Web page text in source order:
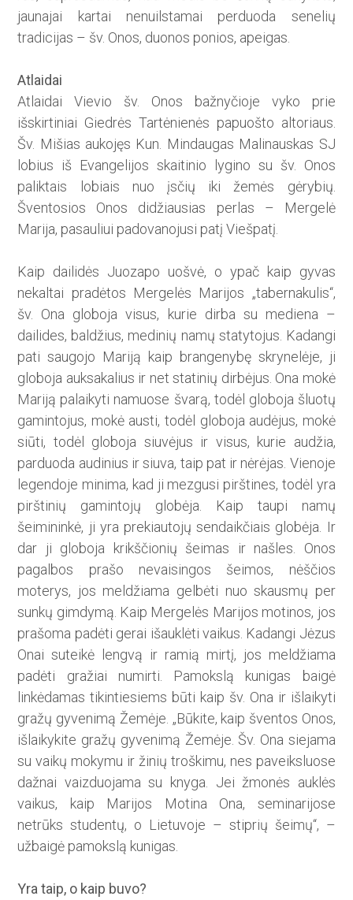
jaunajai kartai nenuilstamai perduoda senelių
tradicijas – šv. Onos, duonos ponios, apeigas.
Atlaidai
Atlaidai Vievio šv. Onos bažnyčioje vyko prie
išskirtiniai Giedrės Tartėnienės papuošto altoriaus.
Šv. Mišias aukojęs Kun. Mindaugas Malinauskas SJ
lobius iš Evangelijos skaitinio lygino su šv. Onos
paliktais lobiais nuo įsčių iki žemės gėrybių.
Šventosios Onos didžiausias perlas – Mergelė
Marija, pasauliui padovanojusi patį Viešpatį.
Kaip dailidės Juozapo uošvė, o ypač kaip gyvas
nekaltai pradėtos Mergelės Marijos „tabernakulis“,
šv. Ona globoja visus, kurie dirba su mediena –
dailides, baldžius, medinių namų statytojus. Kadangi
pati saugojo Mariją kaip brangenybę skrynelėje, ji
globoja auksakalius ir net statinių dirbėjus. Ona mokė
Mariją palaikyti namuose švarą, todėl globoja šluotų
gamintojus, mokė austi, todėl globoja audėjus, mokė
siūti, todėl globoja siuvėjus ir visus, kurie audžia,
parduoda audinius ir siuva, taip pat ir nėrėjas. Vienoje
legendoje minima, kad ji mezgusi pirštines, todėl yra
pirštinių gamintojų globėja. Kaip taupi namų
šeimininkė, ji yra prekiautojų sendaikčiais globėja. Ir
dar ji globoja krikščionių šei­mas ir našles. Onos
pagalbos prašo nevaisingos šeimos, nėščios
moterys, jos meldžiama gelbėti nuo skausmų per
sunkų gimdymą. Kaip Mergelės Marijos motinos, jos
prašoma padėti gerai išauklėti vaikus. Kadangi Jėzus
Onai suteikė lengvą ir ramią mirtį, jos meldžiama
padėti gražiai numirti. Pamokslą kunigas baigė
linkėdamas tikintiesiems būti kaip šv. Ona ir išlaikyti
gražų gyvenimą Žemėje. „Būkite, kaip šventos Onos,
išlaikykite gražų gyvenimą Žemėje. Šv. Ona siejama
su vaikų mokymu ir žinių troškimu, nes paveiksluose
dažnai vaizduojama su knyga. Jei žmonės auklės
vaikus, kaip Marijos Motina Ona, seminarijose
netrūks studentų, o Lietuvoje – stiprių šeimų“, –
užbaigė pamoks­lą kunigas.
Yra taip, o kaip buvo?